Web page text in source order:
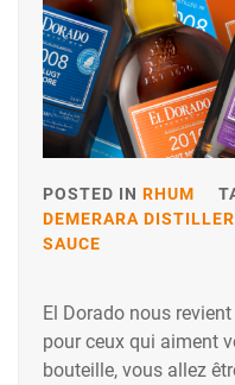
POSTED IN RHUM
DEMERARA
SAUCE
El Dorado nous
pour ceux qui aiment
bouteille, vous allez